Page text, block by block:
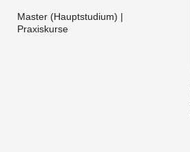
Master (Hauptstudium) |
Praxiskurse